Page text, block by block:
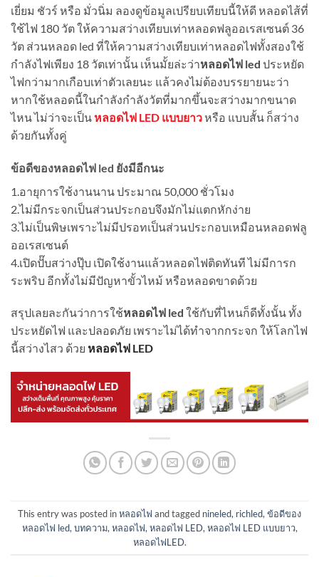
เยี่ยม ชัวร์ หรือ มั่วนิ่ม ลองดูข้อมูลเปรียบเทียบนี้ให้ดี หลอดไส้ที่
ใช้ไฟ 180 วัต ให้ความสว่างเทียบเท่าหลอดฟลูออเรสเซนต์ 36
วัต ส่วนหลอด led ที่ให้ความสว่างเทียบเท่าหลอดไฟทั้งสองใช้
กำลังไฟเพียง 18 วัตเท่านั้น เห็นมั้ยล่ะว่าหลอดไฟ led ประหยัด
ไฟกว่ามากเกือบเท่าตัวเลยนะ แล้วคงไม่ต้องบรรยายนะว่า
หากใช้หลอดนี้ในกำลังกำลังวัตที่มากขึ้นจะสว่างมากขนาด
ไหน ไม่ว่าจะเป็น หลอดไฟ LED แบบยาวหรือ แบบสั้น ก็สว่าง
ด้วยกันทั้งคู่
ข้อดีของหลอดไฟ led ยังมีอีกนะ
1.อายุการใช้งานนาน ประมาณ 50,000 ชั่วโมง
2.ไม่มีกระจกเป็นส่วนประกอบจึงมักไม่แตกหักง่าย
3.ไม่เป็นพิษเพราะไม่มีปรอทเป็นส่วนประกอบเหมือนหลอดฟลู
ออเรสเซนต์
4.เปิดปั๊บสว่างปุ๊บ เปิดใช้งานแล้วหลอดไฟติดทันที ไม่มีการก
ระพริบ อีกทั้งไม่มีปัญหาขั้วไหม้ หรือหลอดขาดด้วย
สรุปเลยละกันว่าการใช้หลอดไฟ led ใช้กับที่ไหนก็ดีทั้งนั้น ทั้ง
ประหยัดไฟ และปลอดภัย เพราะไม่ได้ทำจากกระจก ให้โลกไฟ
นี้สว่างไสว ด้วย หลอดไฟ LED
This entry was posted inหลอดไฟ and tagged nineled, richled, ข้อดีของ
หลอดไฟ led, บทความ, หลอดไฟ, หลอดไฟ LED, หลอดไฟ LED แบบยาว,
หลอดไฟLED.